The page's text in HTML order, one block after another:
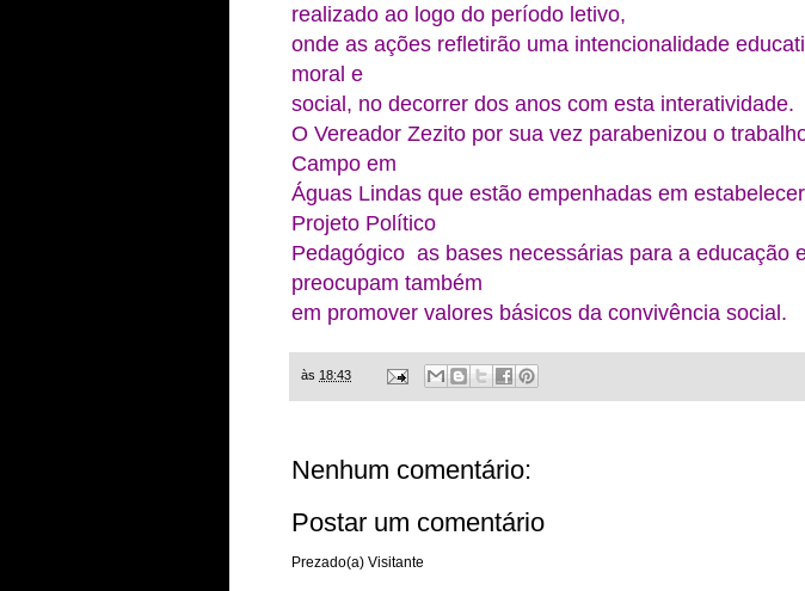
realizado ao logo do período letivo,
onde as ações refletirão uma intencionalidade
moral e
social, no decorrer dos anos com esta interatividade.
O Vereador Zezito por sua vez parabenizou o
Campo em
Águas Lindas que estão empenhadas em
Projeto Político
Pedagógico as bases necessárias para a educação
preocupam também
em promover valores básicos da convivência social.
às 18:43
Nenhum comentário:
Postar um comentário
Prezado(a) Visitante